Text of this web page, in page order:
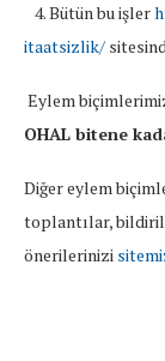
4. Bütün bu işler
itaatsizlik/
Eylem
OHAL bitene
Diğer eylem
toplantılar,
önerilerinizi